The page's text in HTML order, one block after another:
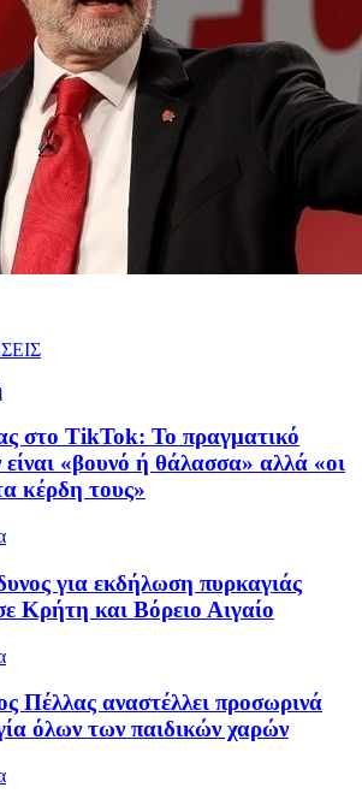
στο TikTok: Το πραγματικό
είναι «βουνό ή θάλασσα» αλλά «οι
κέρδη τους»
για εκδήλωση πυρκαγιάς
Κρήτη και Βόρειο Αιγαίο
Πέλλας αναστέλλει προσωρινά
όλων των παιδικών χαρών